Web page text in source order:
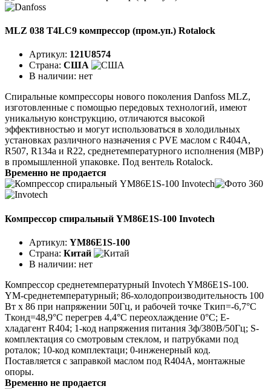
MLZ 038 T4LC9 компрессор (пром.уп.) Rotalock
Артикул: 121U8574
Страна: США
В наличии: нет
Спиральные компрессоры нового поколения Danfoss MLZ,
изготовленные с помощью передовых технологий, имеют
уникальную конструкцию, отличаются высокой
эффективностью и могут использоваться в холодильных
установках различного назначения с PVE маслом с R404A,
R507, R134a и R22, среднетемпературного исполнения (MBP)
в промышленной упаковке. Под вентель Rotalock.
Временно не продается
Компрессор спиральный YM86E1S-100 Invotech
Артикул: YM86E1S-100
Страна: Китай
В наличии: нет
Компрессор среднетемпературный Invotech YM86E1S-100.
YM-среднетемпературный; 86-холодопроизводительность 100
Вт x 86 при напряжении 50Гц, и рабочей точке Tкип=-6,7°C
Tконд=48,9°C перегрев 4,4°C переохлаждение 0°C; E-
хладагент R404; 1-код напряжения питания 3ф/380В/50Гц; S-
комплектация со смотровым стеклом, и патрубками под
роталок; 10-код комплектаци; 0-инженерный код.
Поставляется с заправкой маслом под R404A, монтажные
опоры.
Временно не продается